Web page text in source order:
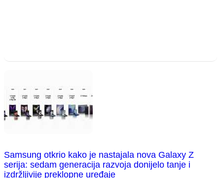
Samsung otkrio kako je nastajala nova Galaxy Z
serija: sedam generacija razvoja donijelo tanje i
izdržljivije preklopne uređaje